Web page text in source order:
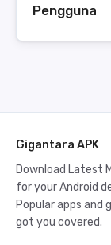
Pengguna
Gigantara APK
Download Latest
for your Android
Popular apps and
got you covered.